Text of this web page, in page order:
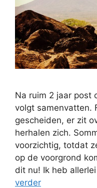
Na ruim 2 jaar post
volgt samenvatten.
gescheiden, er zit
herhalen zich.
voorzichtig, totdat
op de voorgrond
dit nu! Ik heb
verder